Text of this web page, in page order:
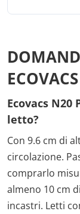
Ecovacs
letto?
Con 9.6 cm di
circolazione.
comprarlo
almeno 10 cm
incastri. Letti